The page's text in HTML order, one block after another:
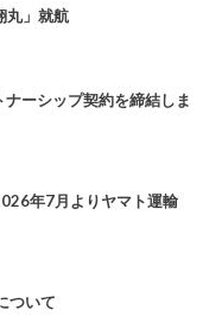
丸」就航
ーシップ契約を締結しま
年7月よりヤマト運輸
ついて